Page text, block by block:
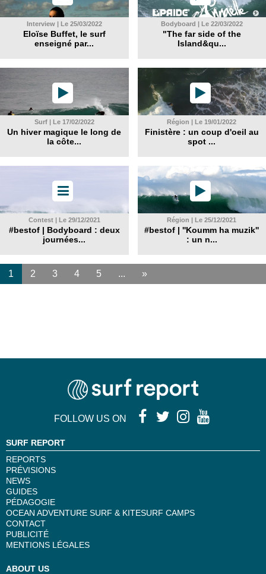
Interview | Le 25/03/2022
Eloïse Buffet, le surf
enseigné par...
Bodyboard | Le 22/03/2022
"The far side of the
Island&qu...
Surf | Le 17/02/2022
Un hiver magique le long de
la côte...
Région | Le 19/01/2022
Finistère : un coup d'oeil au
spot ...
Contest | Le 29/12/2021
#bestof | Bodyboard : deux
journées...
Région | Le 25/12/2021
#bestof | ''Koumm ha muzik''
: un n...
1 2 3 4 5 ... »
FOLLOW US ON
SURF REPORT
REPORTS
PRÉVISIONS
NEWS
GUIDES
PÉDAGOGIE
OCEAN ADVENTURE SURF & KITESURF CAMPS
CONTACT
PUBLICITÉ
MENTIONS LÉGALES
ABOUT US